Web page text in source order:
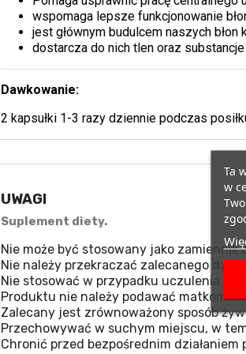
wspomaga lepsze funkcjonowanie
jest głównym budulcem naszych błon
dostarcza do nich tlen oraz
Dawkowanie:
2 kapsułki 1-3 razy dziennie podczas
UWAGI
Suplement diety.
Nie może być stosowany jako
Nie należy przekraczać zalecanego
Nie stosować w przypadku uczulenia na
Produktu nie należy podawać matkom
Zalecany jest zrównoważony sposób
Przechowywać w suchym miejscu, w
Chronić przed bezpośrednim działaniem
Ta
w